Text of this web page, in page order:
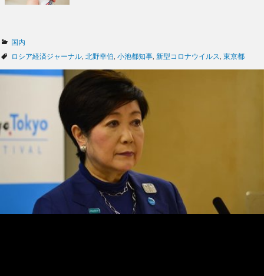
カ
テ
リ
国内
タ
ロシア経済ジャーナル 北野幸伯 小池都知事 新型コロナウイルス 東京都